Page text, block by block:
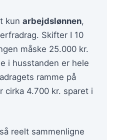
kun arbejdslønnen,
Skifter I 10
måske 25.000 kr.
i husstanden er hele
ramme på
cirka 4.700 kr. sparet i
reelt sammenligne